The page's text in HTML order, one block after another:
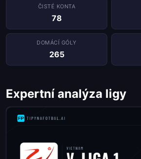
ČISTÉ KONTA
78
DOMÁCÍ GÓLY
265
Expertní analýza ligy